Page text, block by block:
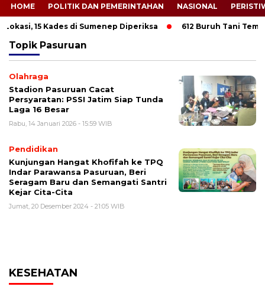
HOME POLITIK DAN PEMERINTAHAN NASIONAL
15 Kades di Sumenep Diperiksa 612 Buruh Tani
Topik Pasuruan
Olahraga
Stadion Pasuruan Cacat
Persyaratan: PSSI Jatim Siap Tunda
Laga 16 Besar
Rabu, 14 Januari 2026 - 15:59 WIB
Pendidikan
Kunjungan Hangat Khofifah ke TPQ
Indar Parawansa Pasuruan, Beri
Seragam Baru dan Semangati Santri
Kejar Cita-Cita
Jumat, 20 Desember 2024 - 21:05 WIB
KESEHATAN